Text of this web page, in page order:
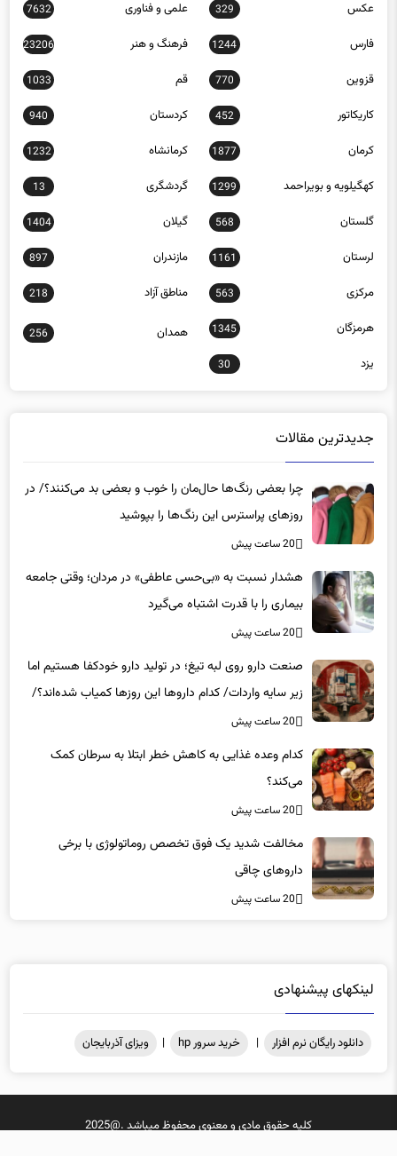
فارس 1244 فرهنگ و هنر 23206
قزوین 770 قم 1033
کاریکاتور 452 کردستان 940
کرمان 1877 کرمانشاه 1232
کهگیلویه و بویراحمد 1299 گردشگری 13
گلستان 568 گیلان 1404
لرستان 1161 مازندران 897
مرکزی 563 مناطق آزاد 218
هرمزگان 1345
256
یزد 30
چرا بعضی رنگ‌ها حال‌مان را خوب و بعضی بد می‌کنند؟/ در
روزهای پراسترس این رنگ‌ها را بپوشید
20 ساعت پیش
هشدار نسبت به «بی‌حسی عاطفی» در مردان؛ وقتی جامعه
بیماری را با قدرت اشتباه می‌گیرد
20 ساعت پیش
صنعت دارو روی لبه تیغ؛ در تولید دارو خودکفا هستیم اما
زیر سایه واردات/ کدام داروها این روزها کمیاب شده‌اند؟/
«کشور سه ماه ذخیره دارویی دارد»
20 ساعت پیش
کدام وعده غذایی به کاهش خطر ابتلا به سرطان کمک
می‌کند؟
20 ساعت پیش
مخالفت شدید یک فوق تخصص روماتولوژی با برخی
داروهای چاقی
20 ساعت پیش
دانلود رایگان نرم افزار
کلیه حقوق مادی و معنوی محفوظ میباشد .@2025